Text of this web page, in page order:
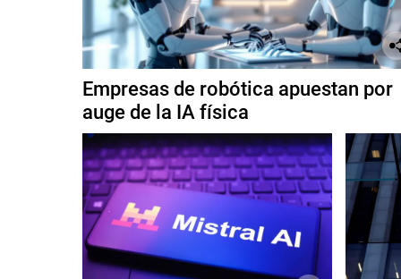
Empresas de robótica apuestan por
auge de la IA física